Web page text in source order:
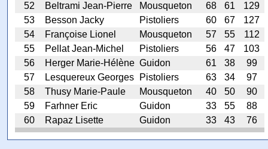
52
Beltrami Jean-Pierre Mousqueton 68 61
129
53
Besson Jacky Pistoliers 60 67
127
54
Françoise Lionel Mousqueton 57 55
112
55
Pellat Jean-Michel Pistoliers 56 47
103
56
Herger Marie-Hélène Guidon 61 38
99
57
Lesquereux Georges Pistoliers 63 34
97
58
Thusy Marie-Paule Mousqueton 40 50
90
59
Farhner Eric Guidon 33 55
88
60
Rapaz Lisette Guidon 33 43 76